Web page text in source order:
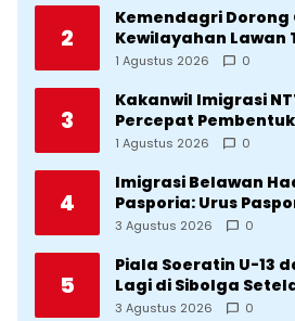
2
Kemendagri Dorong
Kewilayahan Lawan
1 Agustus 2026 0
3
Kakanwil Imigrasi
Percepat
Imigrasi Sumba Timur
1 Agustus 2026 0
4
Imigrasi Belawan
Pasporia: Urus
3 Agustus 2026 0
5
Piala Soeratin U-13
Lagi di Sibolga
Direvitalisasi Wali
3 Agustus 2026 0